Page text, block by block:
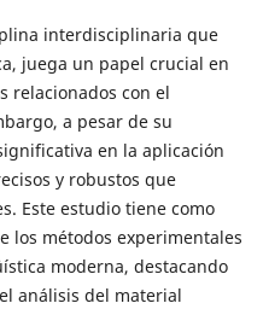
interdisciplinaria que
juega un papel crucial en
relacionados con el
a pesar de su
en la aplicación
y robustos que
Este estudio tiene como
los métodos experimentales
moderna, destacando
análisis del material